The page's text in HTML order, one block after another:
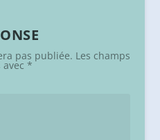
pas publiée. Les champs
*